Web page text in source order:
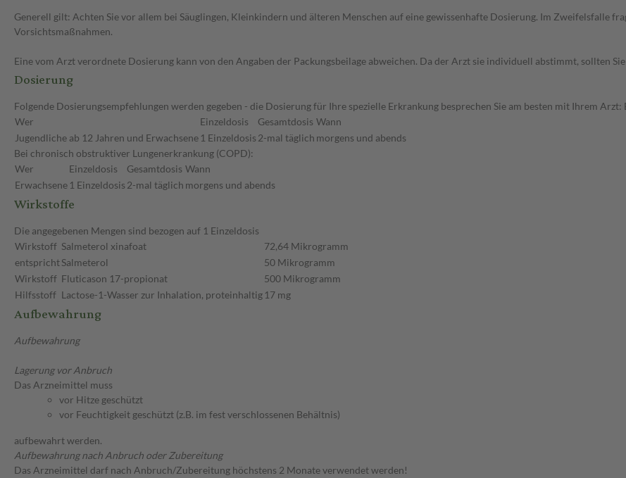
Generell gilt: Achten Sie vor allem bei Säuglingen, Kleinkindern und älteren Menschen auf eine gewissenhafte Dosierung. Im Zweifelsfalle
Vorsichtsmaßnahmen.
Eine vom Arzt verordnete Dosierung kann von den Angaben der Packungsbeilage abweichen. Da der Arzt sie individuell abstimmt, sollten
Dosierung
Folgende Dosierungsempfehlungen werden gegeben - die Dosierung für Ihre spezielle Erkrankung besprechen Sie am besten mit Ihrem
Wer
Einzeldosis Gesamtdosis Wann
Jugendliche ab 12 Jahren und Erwachsene 1 Einzeldosis 2-mal täglich morgens und abends
Bei chronisch obstruktiver Lungenerkrankung (COPD):
Wer
Einzeldosis Gesamtdosis Wann
Erwachsene 1 Einzeldosis 2-mal täglich morgens und abends
Wirkstoffe
Die angegebenen Mengen sind bezogen auf 1 Einzeldosis
Wirkstoff Salmeterol xinafoat
72,64 Mikrogramm
entsprichtSalmeterol
50 Mikrogramm
Wirkstoff Fluticason 17-propionat
500 Mikrogramm
Hilfsstoff Lactose-1-Wasser zur Inhalation, proteinhaltig 17 mg
Aufbewahrung
Aufbewahrung
Lagerung vor Anbruch
Das Arzneimittel muss
vor Hitze geschützt
vor Feuchtigkeit geschützt (z.B. im fest verschlossenen Behältnis)
aufbewahrt werden.
Aufbewahrung nach Anbruch oder Zubereitung
Das Arzneimittel darf nach Anbruch/Zubereitung höchstens 2 Monate verwendet werden!